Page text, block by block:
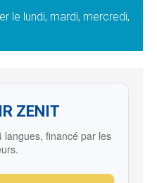
le lundi, mardi, mercredi,
ZENIT
langues, financé par les